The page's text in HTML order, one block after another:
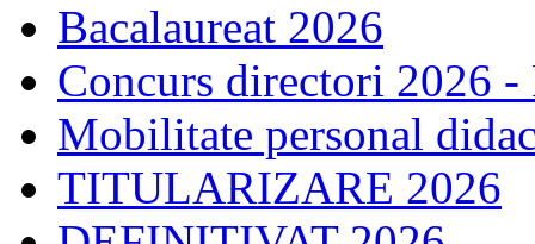
Bacalaureat 2026
Concurs directori 2026 -
Mobilitate personal
TITULARIZARE 2026